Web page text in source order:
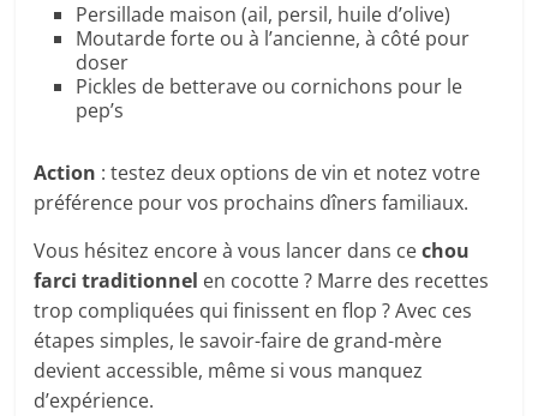
Persillade maison (ail, persil, huile d’olive)
Moutarde forte ou à l’ancienne, à côté pour
doser
Pickles de betterave ou cornichons pour le
pep’s
Action : testez deux options de vin et notez votre
préférence pour vos prochains dîners familiaux.
Vous hésitez encore à vous lancer dans cechou
farci traditionnel en cocotte ? Marre des recettes
trop compliquées qui finissent en flop ? Avec ces
étapes simples, le savoir-faire de grand-mère
devient accessible, même si vous manquez
d’expérience.